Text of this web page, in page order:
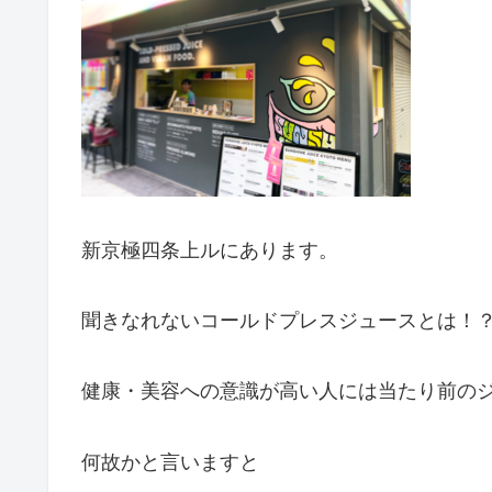
新京極四条上ルにあります。
聞きなれないコールドプレスジュースとは！？
健康・美容への意識が高い人には当たり前の
何故かと言いますと